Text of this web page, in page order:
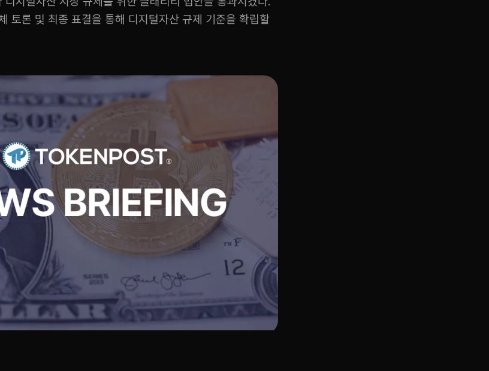
토론 및 최종 표결을 통해 디지털자산 규제 기준을 확립할